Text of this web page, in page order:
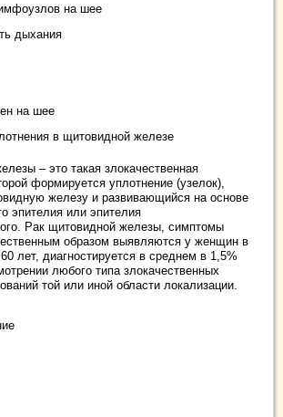
на шее
дыхания
на шее
в щитовидной железе
– это такая злокачественная
формируется уплотнение (узелок),
железу и развивающийся на основе
эпителия или эпителия
Рак щитовидной железы, симптомы
образом выявляются у женщин в
лет, диагностируется в среднем в 1,5%
любого типа злокачественных
той или иной области локализации.